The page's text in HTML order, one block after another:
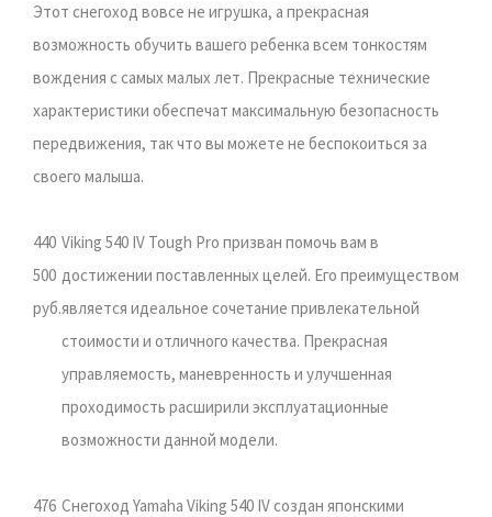
Этот снегоход вовсе не игрушка, а прекрасная
возможность обучить вашего ребенка всем тонкостям
вождения с самых малых лет. Прекрасные технические
характеристики обеспечат максимальную безопасность
передвижения, так что вы можете не беспокоиться за
своего малыша.
440
500
руб.
Viking 540 IV Tough Pro призван помочь вам в
достижении поставленных целей. Его преимуществом
является идеальное сочетание привлекательной
стоимости и отличного качества. Прекрасная
управляемость, маневренность и улучшенная
проходимость расширили эксплуатационные
возможности данной модели.
476 Снегоход Yamaha Viking 540 IV создан японскими